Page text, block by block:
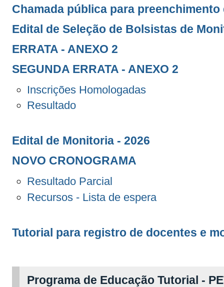
Chamada pública para
Edital de Seleção de Bolsistas de
ERRATA - ANEXO 2
SEGUNDA ERRATA - ANEXO 2
Inscrições Homologadas
Resultado
Edital de Monitoria - 2026
NOVO CRONOGRAMA
Resultado Parcial
Recursos - Lista de espera
Tutorial para registro de docentes e
Programa de Educação Tutorial -